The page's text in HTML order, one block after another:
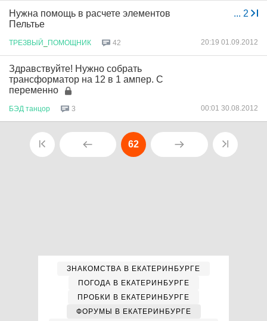
... 2
Нужна помощь в расчете элементов
Пельтье
ТРЕЗВЫЙ ПОМОЩНИК 42 20:19 01.09.2012
Здравствуйте! Нужно собрать
трансформатор на 12 в 1 ампер. С
переменно
БЭД танцор 3 00:01 30.08.2012
62
ЗНАКОМСТВА В ЕКАТЕРИНБУРГЕ
ПОГОДА В ЕКАТЕРИНБУРГЕ
ПРОБКИ В ЕКАТЕРИНБУРГЕ
ФОРУМЫ В ЕКАТЕРИНБУРГЕ